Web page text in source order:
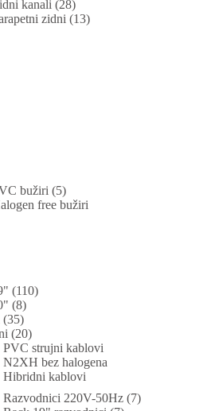
kanali (28)
zidni (13)
bužiri (5)
free bužiri
(110)
(8)
(35)
(20)
PVC strujni kablovi
N2XH bez halogena
Hibridni kablovi
Razvodnici 220V-50Hz (7)